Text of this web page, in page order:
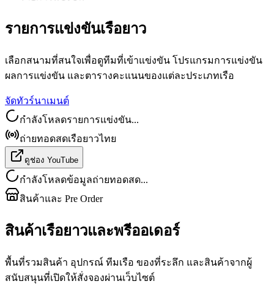
รายการแข่งขันเรือยาว
เลือกสนามที่สนใจเพื่อดูทีมที่เข้าแข่งขัน โปรแกรมการแข่งขัน
ผลการแข่งขัน และตารางคะแนนของแต่ละประเภทเรือ
จัดทัวร์นาเมนต์
กำลังโหลดรายการแข่งขัน...
ถ่ายทอดสดเรือยาวไทย
ดูช่อง YouTube
กำลังโหลดข้อมูลถ่ายทอดสด...
สินค้าและ Pre Order
สินค้าเรือยาวและพรีออเดอร์
พื้นที่รวมสินค้า อุปกรณ์ ทีมเรือ ของที่ระลึก และสินค้าจากผู้
สนับสนุนที่เปิดให้สั่งจองผ่านเว็บไซต์